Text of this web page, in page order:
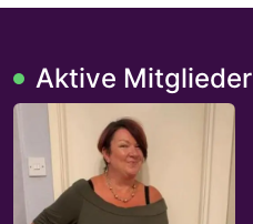
Aktive Mitglieder